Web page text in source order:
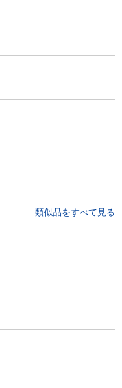
類似品をすべて見る